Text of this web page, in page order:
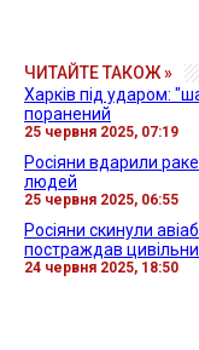
ЧИТАЙТЕ ТАКОЖ »
Харків під ударом:
поранений
25 червня 2025, 07:19
Росіяни вдарили
людей
25 червня 2025, 06:55
Росіяни скинули
постраждав
24 червня 2025, 18:50